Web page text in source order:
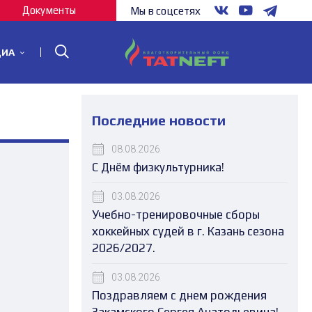
Документы Мы в соцсетях
Последние новости
08.08.2026
С Днём физкультурника!
03.08.2026
Учебно-тренировочные сборы
хоккейных судей в г. Казань сезона
2026/2027.
03.08.2026
Поздравляем с днем рождения